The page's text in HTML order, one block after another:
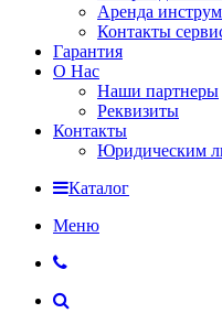
Аренда
Контакты
Гарантия
О Нас
Наши партнеры
Реквизиты
Контакты
Юридическим
Каталог
Меню